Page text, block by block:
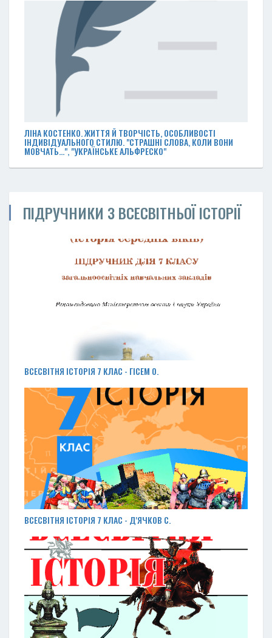
ЛІНА КОСТЕНКО. ЖИТТЯ Й ТВОРЧІСТЬ, ОСОБЛИВОСТІ
ІНДИВІДУАЛЬНОГО СТИЛЮ. "СТРАШНІ СЛОВА, КОЛИ ВОНИ
МОВЧАТЬ…", "УКРАЇНСЬКЕ АЛЬФРЕСКО"
ПІДРУЧНИКИ З ВСЕСВІТНЬОЇ ІСТОРІЇ
ВСЕСВІТНЯ ІСТОРІЯ 7 КЛАС - ГІСЕМ О.
ВСЕСВІТНЯ ІСТОРІЯ 7 КЛАС - Д'ЯЧКОВ С.